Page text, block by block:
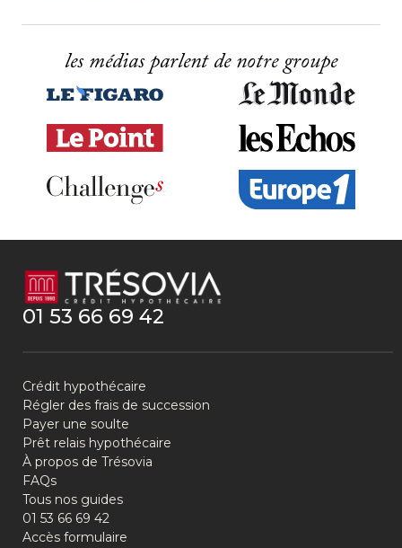
les médias parlent de notre groupe
01 53 66 69 42
Crédit hypothécaire
Régler des frais de succession
Payer une soulte
Prêt relais hypothécaire
À propos de Trésovia
FAQs
Tous nos guides
01 53 66 69 42
Accès formulaire